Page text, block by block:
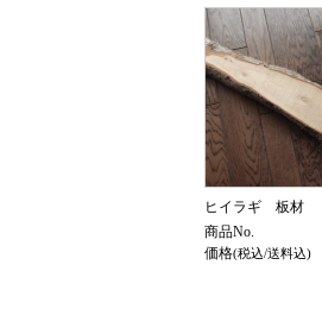
ヒイラギ 板材
商品No.
価格(税込/送料込)